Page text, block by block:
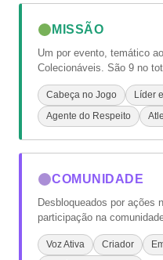
MISSÃO
Um por evento, temático
Colecionáveis. São 9 no
Cabeça no Jogo Líder
Agente do Respeito
COMUNIDADE
Desbloqueados por ações
participação na
Voz Ativa Criador